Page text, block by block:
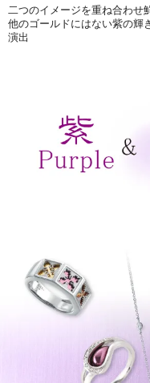
二つのイメージを重ね合わせ
他のゴールドにはない紫の輝
演出